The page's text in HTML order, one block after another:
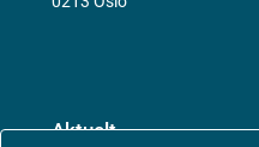
Aktuelt